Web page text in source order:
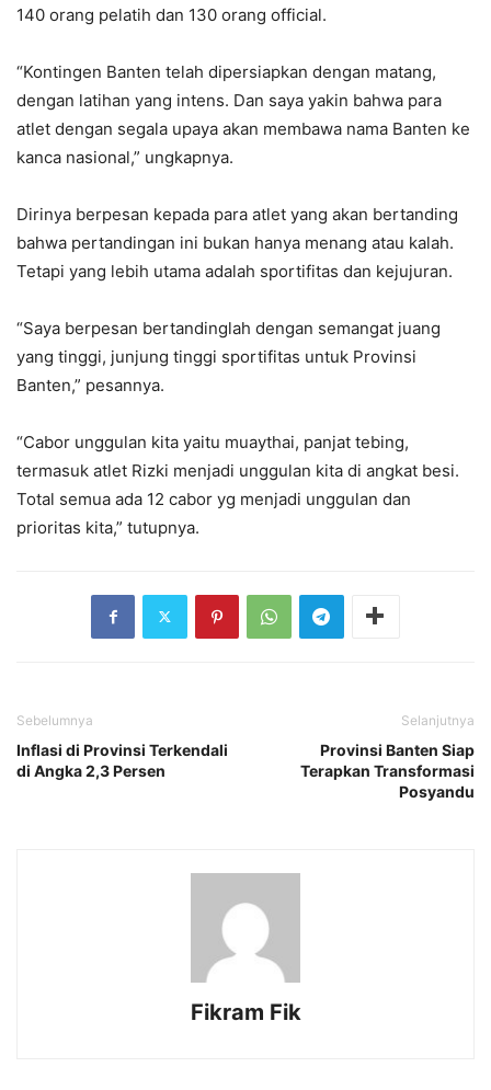
140 orang pelatih dan 130 orang official.
“Kontingen Banten telah dipersiapkan dengan matang,
dengan latihan yang intens. Dan saya yakin bahwa para
atlet dengan segala upaya akan membawa nama Banten ke
kanca nasional,” ungkapnya.
Dirinya berpesan kepada para atlet yang akan bertanding
bahwa pertandingan ini bukan hanya menang atau kalah.
Tetapi yang lebih utama adalah sportifitas dan kejujuran.
“Saya berpesan bertandinglah dengan semangat juang
yang tinggi, junjung tinggi sportifitas untuk Provinsi
Banten,” pesannya.
“Cabor unggulan kita yaitu muaythai, panjat tebing,
termasuk atlet Rizki menjadi unggulan kita di angkat besi.
Total semua ada 12 cabor yg menjadi unggulan dan
prioritas kita,” tutupnya.
Sebelumnya
Inflasi di Provinsi Terkendali
di Angka 2,3 Persen
Selanjutnya
Provinsi Banten Siap
Terapkan Transformasi
Posyandu
Fikram Fik